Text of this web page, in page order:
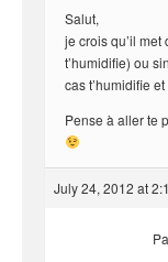
Salut,
je crois qu’il
t’humidifie) ou
cas t’humidifie
Pense à aller te
July 24, 2012 at